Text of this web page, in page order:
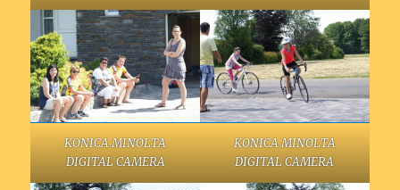
KONICA MINOLTA
DIGITAL CAMERA
KONICA MINOLTA
DIGITAL CAMERA